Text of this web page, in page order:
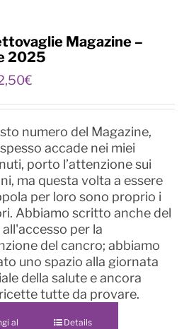
Magazine –
2025
€
attuale
è:
2,50€.
numero del Magazine,
accade nei miei
porto l’attenzione sui
ma questa volta a essere
per loro sono proprio i
Abbiamo scritto anche del
per la
del cancro; abbiamo
uno spazio alla giornata
della salute e ancora
tutte da provare.
al
Details